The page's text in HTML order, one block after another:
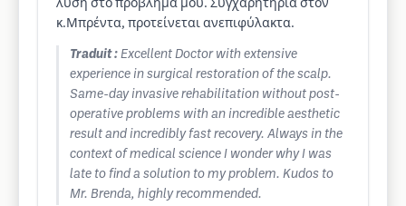
λύση στο πρόβλημα μου. Συγχαρητήρια στον
κ.Μπρέντα, προτείνεται ανεπιφύλακτα.
Traduit : Excellent Doctor with extensive
experience in surgical restoration of the scalp.
Same-day invasive rehabilitation without post-
operative problems with an incredible aesthetic
result and incredibly fast recovery. Always in the
context of medical science I wonder why I was
late to find a solution to my problem. Kudos to
Mr. Brenda, highly recommended.